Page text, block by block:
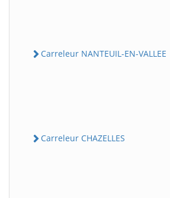
Carreleur NANTEUIL-EN-VALLEE
Carreleur CHAZELLES